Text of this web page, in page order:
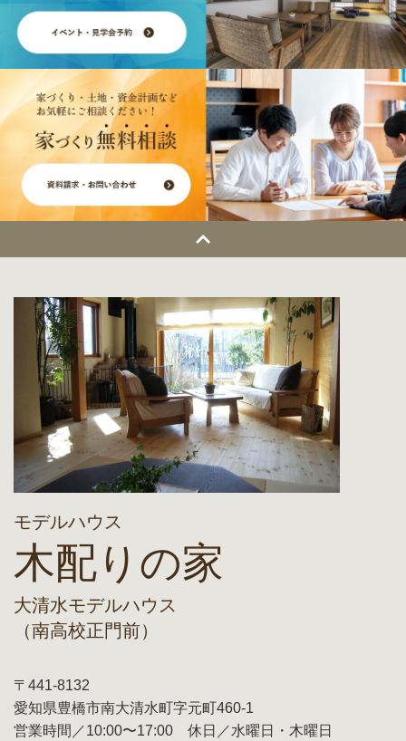
モデルハウス
木配りの家
大清水モデルハウス
（南高校正門前）
〒441-8132
愛知県豊橋市南大清水町字元町460-1
営業時間／10:00〜17:00 休日／水曜日・木曜日